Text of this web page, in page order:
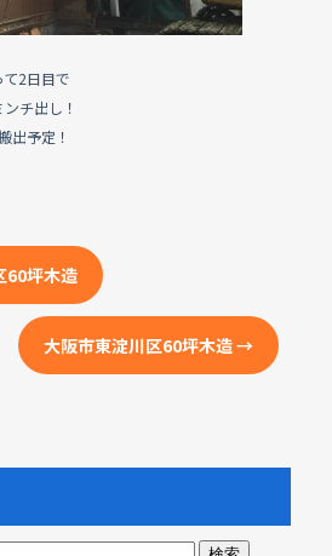
2日目で
チ出し！
出予定！
60坪木造
大阪市東淀川区60坪木造→